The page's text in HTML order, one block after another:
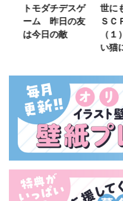
世にもふしぎな
ＳＣＰガチャ！
（１） かわい
カ
は
件簿